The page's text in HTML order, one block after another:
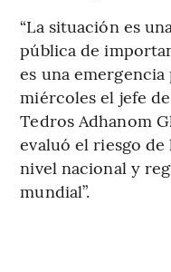
“La situación es
pública de
es una emergencia
miércoles el jefe
Tedros Adhanom
evaluó el riesgo
nivel nacional y
mundial”.